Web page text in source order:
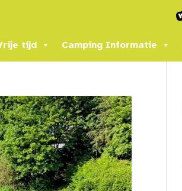
tijd Camping Informatie